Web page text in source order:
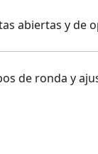
abiertas y de
de ronda y